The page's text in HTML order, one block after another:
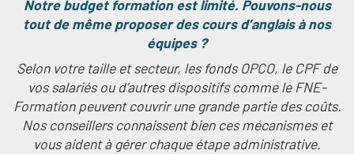
Notre budget formation est limité. Pouvons-nous
tout de même proposer des cours d’anglais à nos
équipes ?
Selon votre taille et secteur, les fonds OPCO, le CPF de
vos salariés ou d’autres dispositifs comme le FNE-
Formation peuvent couvrir une grande partie des coûts.
Nos conseillers connaissent bien ces mécanismes et
vous aident à gérer chaque étape administrative.